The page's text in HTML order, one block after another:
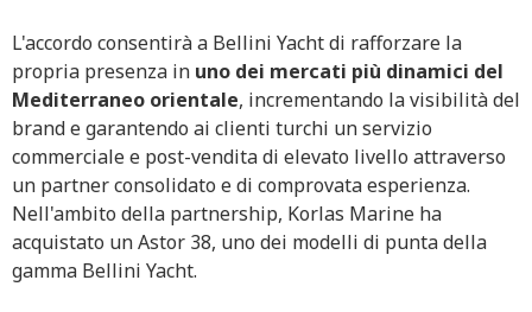
L'accordo consentirà a Bellini Yacht di rafforzare la
propria presenza in uno dei mercati più dinamici del
Mediterraneo orientale, incrementando la visibilità del
brand e garantendo ai clienti turchi un servizio
commerciale e post-vendita di elevato livello attraverso
un partner consolidato e di comprovata esperienza.
Nell'ambito della partnership, Korlas Marine ha
acquistato un Astor 38, uno dei modelli di punta della
gamma Bellini Yacht.